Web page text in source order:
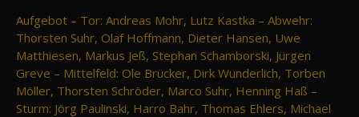
Aufgebot – Tor: Andreas Mohr, Lutz Kastka – Abwehr:
Thorsten Suhr, Olaf Hoffmann, Dieter Hansen, Uwe
Matthiesen, Markus Jeß, Stephan Schamborski, Jürgen
Greve – Mittelfeld: Ole Brücker, Dirk Wunderlich, Torben
Möller, Thorsten Schröder, Marco Suhr, Henning Haß –
Sturm: Jörg Paulinski, Harro Bahr, Thomas Ehlers, Michael